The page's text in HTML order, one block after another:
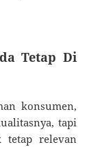
Tetap Di
konsumen,
tapi
tetap relevan